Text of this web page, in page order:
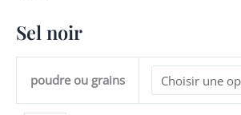
Sel noir
poudre ou grains
Sel
protection
mauvais